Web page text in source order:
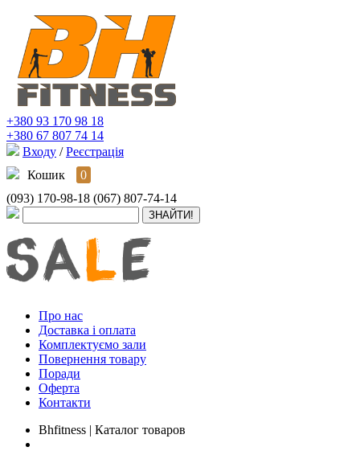
+380 93 170 98 18
+380 67 807 74 14
Входу / Реєстрація
Кошик
0
(093) 170-98-18 (067) 807-74-14
Про нас
Доставка і оплата
Комплектуємо зали
Повернення товару
Поради
Оферта
Контакти
Bhfitness | Каталог товаров